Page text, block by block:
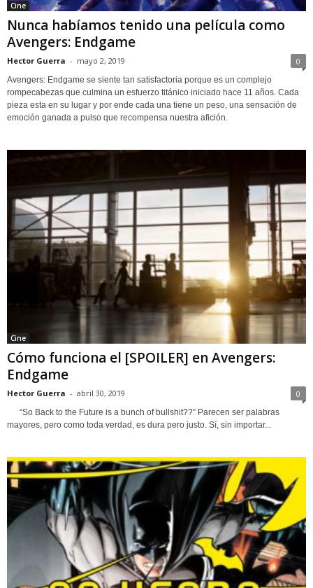
Cine
Nunca habíamos tenido una película como
Avengers: Endgame
Hector Guerra - mayo 2, 2019 0
Avengers: Endgame se siente tan satisfactoria porque es un complejo
rompecabezas que culmina un esfuerzo titánico iniciado hace 11 años. Cada
pieza esta en su lugar y por ende cada una tiene un peso, una sensación de
emoción ganada a pulso que recompensa nuestra afición.
Cine
Cómo funciona el [SPOILER] en Avengers:
Endgame
Hector Guerra - abril 30, 2019 0
“So Back to the Future is a bunch of bullshit??” Parecen ser palabras
mayores, pero como toda verdad, es dura pero justo. Sí, sin importar...